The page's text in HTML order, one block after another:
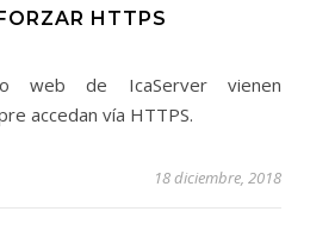
HTTPS
web de IcaServer vienen
accedan vía HTTPS.
18 diciembre, 2018